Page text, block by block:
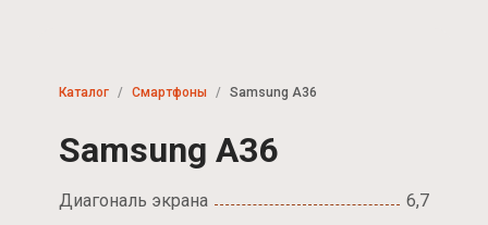
Каталог Смартфоны Samsung A36
Samsung A36
Диагональ экрана
6,7